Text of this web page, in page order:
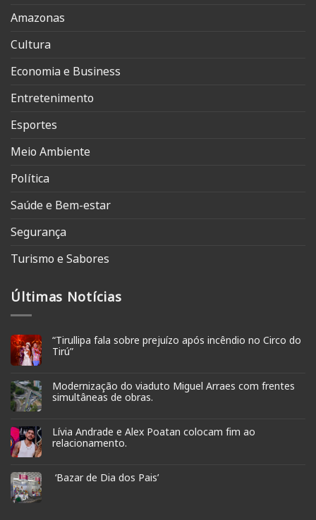
Amazonas
Cultura
Economia e Business
Entretenimento
Esportes
Meio Ambiente
Política
Saúde e Bem-estar
Segurança
Turismo e Sabores
Últimas Notícias
“Tirullipa fala sobre prejuízo após incêndio no Circo do
Tirú”
Modernização do viaduto Miguel Arraes com frentes
simultâneas de obras.
Lívia Andrade e Alex Poatan colocam fim ao
relacionamento.
‘Bazar de Dia dos Pais’